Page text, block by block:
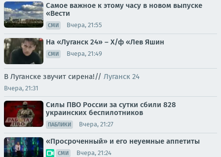
Самое важное к этому часу в новом выпуске
«Вести
СМИ Вчера, 21:55
На «Луганск 24» – Х/ф «Лев Яшин
СМИ Вчера, 21:49
В Луганске звучит сирена!// Луганск 24
Вчера, 21:31
Силы ПВО России за сутки сбили 828
украинских беспилотников
ПАБЛИКИ Вчера, 21:27
«Просроченный» и его неуемные аппетиты
СМИ Вчера, 21:24